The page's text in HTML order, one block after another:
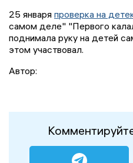
25 января проверка на
самом деле" "Первого
поднимала руку на детей
этом участвовал.
Автор: